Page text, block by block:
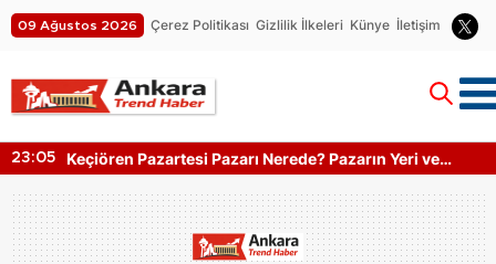
09 Ağustos 2026 Çerez Politikası Gizlilik İlkeleri Künye İletişim
23:05
Keçiören Pazartesi Pazarı Nerede? Pazarın Yeri ve